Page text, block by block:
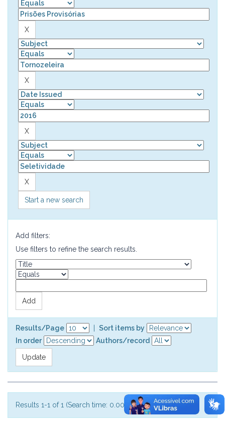
Start a new search
Add filters:
Use filters to refine the search results.
Results/Page
Sort items by
In order
Authors/record
Results 1-1 of 1 (Search time: 0.002 seconds).